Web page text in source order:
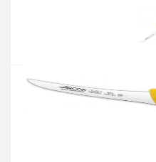
Артикул:291300
Є в наявності